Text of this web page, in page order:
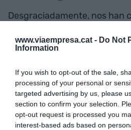
www.viaempresa.cat - Do Not
Information
If you wish to opt-out of the sale,
processing of your personal or
targeted advertising by us, please
section to confirm your selection.
opt-out request is processed you
interest-based ads based on
Desgraciadamente, nos han
suministro eléctrico, como
tarifario (déficit de 27.000
durante muchos años con la
tarifas por parte de Rodrigo
reducir la inflación y entrar
acabará de pagar en 2028).